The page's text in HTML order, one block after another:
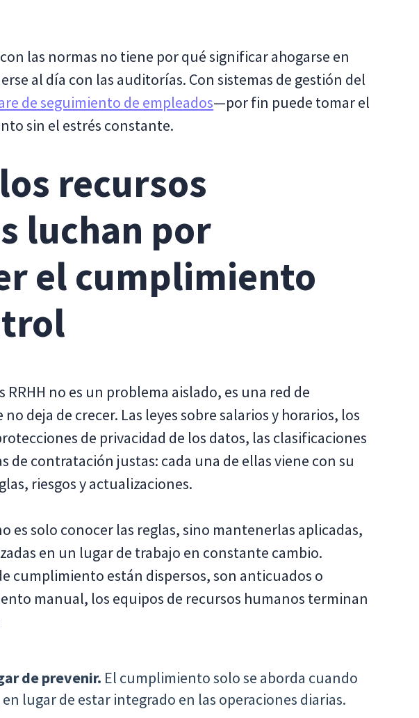
las normas no tiene por qué significar ahogarse en
al día con las auditorías. Con sistemas de gestión del
de seguimiento de empleados—por fin puede tomar el
sin el estrés constante.
recursos
luchan por
el cumplimiento
no es un problema aislado, es una red de
deja de crecer. Las leyes sobre salarios y horarios, los
de privacidad de los datos, las clasificaciones
de contratación justas: cada una de ellas viene con su
riesgos y actualizaciones.
es solo conocer las reglas, sino mantenerlas aplicadas,
en un lugar de trabajo en constante cambio.
cumplimiento están dispersos, son anticuados o
manual, los equipos de recursos humanos terminan
de prevenir. El cumplimiento solo se aborda cuando
lugar de estar integrado en las operaciones diarias.